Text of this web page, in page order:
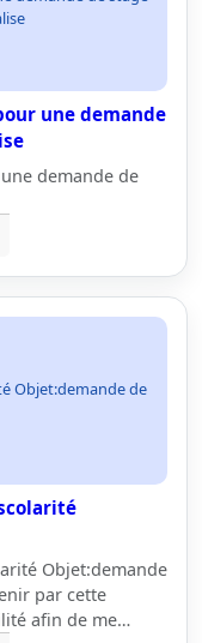
une demande
demande de
Objet:demande de
Objet:demande
par cette
afin de me…